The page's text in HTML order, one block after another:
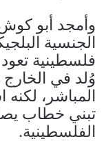
وأمجد أبو
الجنسية
فلسطينية
وُلد في الخارج
المباشر،
تبني خطاب
الفلسطينية.